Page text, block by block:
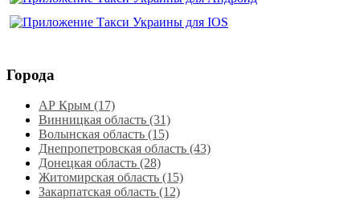
Города
АР Крым (17)
Винницкая область (31)
Волынская область (15)
Днепропетровская область‎ (43)
Донецкая область (28)
Житомирская область (15)
Закарпатская область (12)